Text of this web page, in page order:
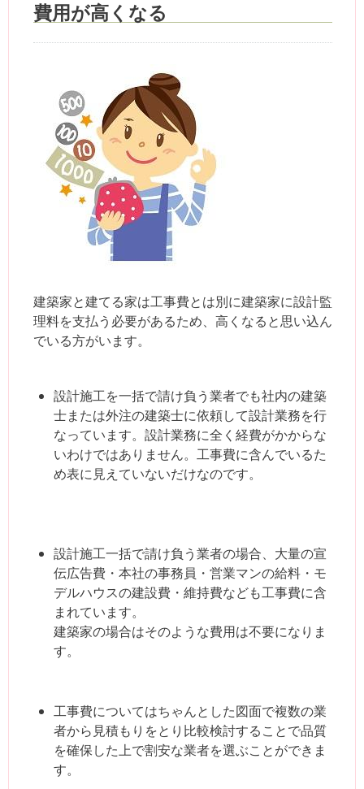
費用が高くなる
建築家と建てる家は工事費とは別に建築家に設計監
理料を支払う必要があるため、高くなると思い込ん
でいる方がいます。
設計施工を一括で請け負う業者でも社内の建築
士または外注の建築士に依頼して設計業務を行
なっています。設計業務に全く経費がかからな
いわけではありません。工事費に含んでいるた
め表に見えていないだけなのです。
設計施工一括で請け負う業者の場合、大量の宣
伝広告費・本社の事務員・営業マンの給料・モ
デルハウスの建設費・維持費なども工事費に含
まれています。
建築家の場合はそのような費用は不要になりま
す。
工事費についてはちゃんとした図面で複数の業
者から見積もりをとり比較検討することで品質
を確保した上で割安な業者を選ぶことができま
す。